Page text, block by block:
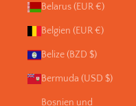
Belarus (EUR €)
Belgien (EUR €)
Belize (BZD $)
Bermuda (USD $)
Bosnien und